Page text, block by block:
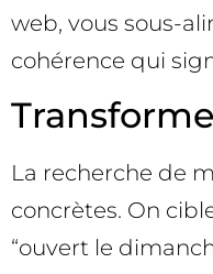
web, vous sous-
cohérence qui
La recherche de
concrètes. On
“ouvert le